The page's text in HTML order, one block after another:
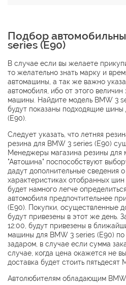
Подбор
series (E90)
В случае если вы желаете
то желательно знать марку и
автомашины, а так же важно
автомобиля, ибо от этого
машины. Найдите модель BMW 3
будут показаны подходящие шины
(E90).
Следует указать, что летняя
резина для BMW 3 series (E90)
Менеджеры магазина резины для
"Автошина" поспособствуют
дадут дополнительные сведения
характеристиках отобранных
будет намного легче
автомобиля предпочтительнее
(E90). Покупки, осуществленные
будут привезены в этот же день.
12:00, будут привезены в
машины для BMW 3 series (E90)
задаром, в случае если сумма
случае, когда цена окажется не
доставка будет стоить пятьдесят
Автолюбителям обладающим